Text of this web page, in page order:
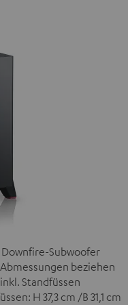
Subwoofer
beziehen
Standfüssen
H 37,3 cm /B 31,1 cm